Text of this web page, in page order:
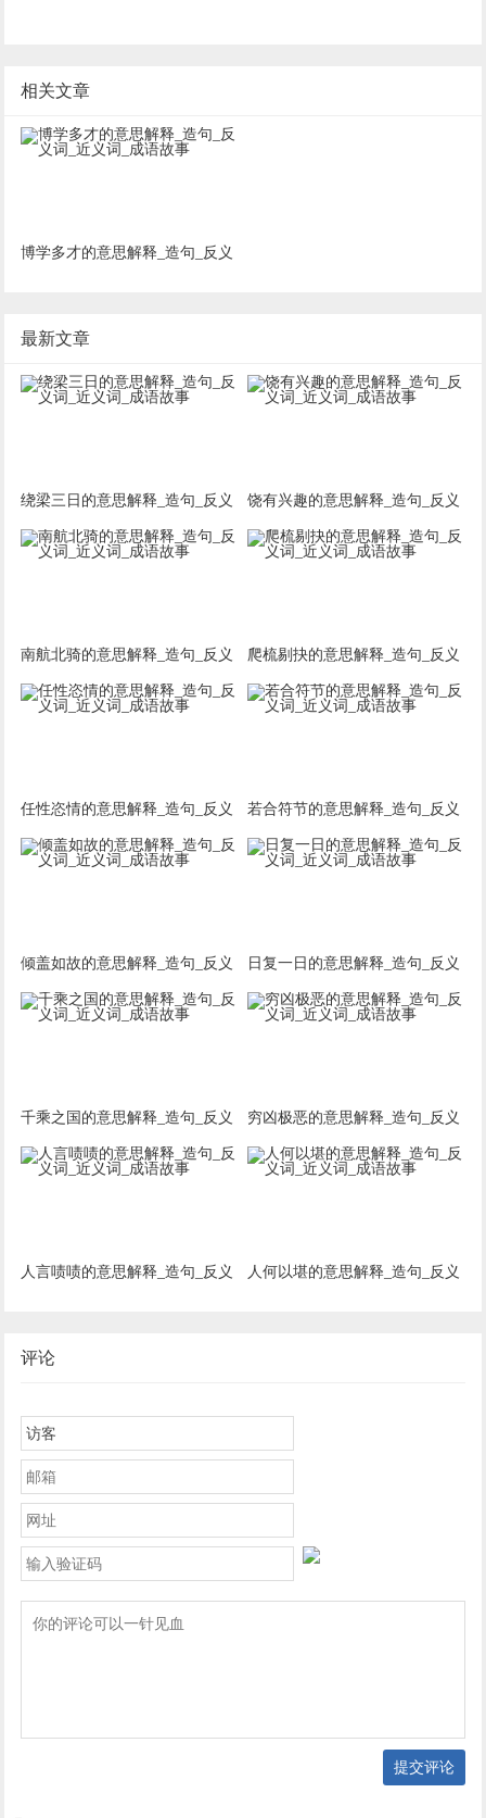
相关文章
博学多才的意思解释_造句_反义
最新文章
绕梁三日的意思解释_造句_反义
词_近义词_成语故事
饶有兴趣的意思解释_造句_反义
词_近义词_成语故事
南航北骑的意思解释_造句_反义
词_近义词_成语故事
爬梳剔抉的意思解释_造句_反义
词_近义词_成语故事
任性恣情的意思解释_造句_反义
词_近义词_成语故事
若合符节的意思解释_造句_反义
词_近义词_成语故事
倾盖如故的意思解释_造句_反义
词_近义词_成语故事
日复一日的意思解释_造句_反义
词_近义词_成语故事
千乘之国的意思解释_造句_反义
词_近义词_成语故事
穷凶极恶的意思解释_造句_反义
词_近义词_成语故事
人言啧啧的意思解释_造句_反义 人何以堪的意思解释_造句_反义
评论
提交评论